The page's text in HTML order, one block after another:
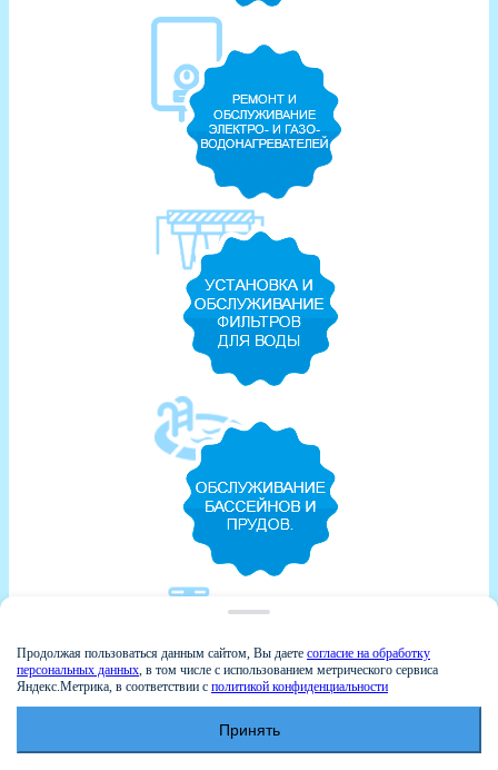
Продолжая пользоваться данным сайтом, Вы даете согласие на обработку
персональных данных, в том числе с использованием метрического сервиса
Яндекс.Метрика, в соответствии с политикой конфиденциальности
Принять